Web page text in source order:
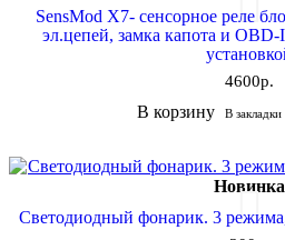
SensMod X7- сенсорное реле
эл.цепей, замка капота и
4600р.
В корзину В закладки
Новинка
Светодиодный фонарик. 3